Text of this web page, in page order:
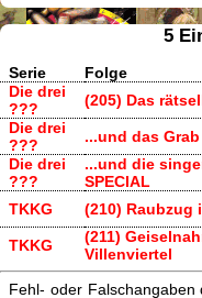
5
Serie Folge
Die drei
???
(205) Das
Die drei
???
...und das
Die drei
???
...und die
SPECIAL
TKKG (210) Raubzug
TKKG
(211)
Villenviertel
Fehl- oder